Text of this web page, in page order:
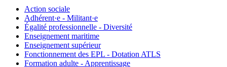
Action sociale
Adhérent·e - Militant·e
Égalité professionnelle - Diversité
Enseignement maritime
Enseignement supérieur
Fonctionnement des EPL - Dotation ATLS
Formation adulte - Apprentissage